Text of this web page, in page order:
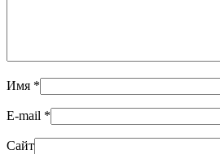
Имя *
E-mail *
Сайт